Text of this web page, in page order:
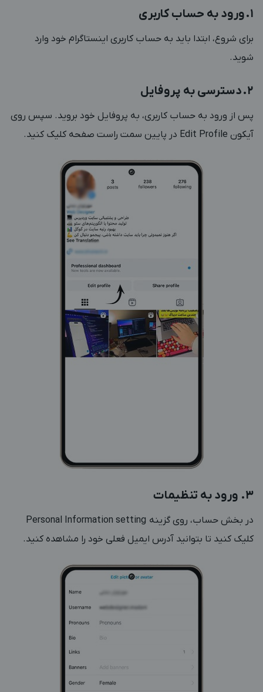
‎1. ورود به حساب کاربری
‎برای شروع، ابتدا باید به حساب کاربری اینستاگرام خود وارد
شوید.
‎2. دسترسی به پروفایل
پس از ورود به حساب کاربری، به پروفایل خود بروید. سپس روی
آیکون Edit Profile در پایین سمت راست صفحه کلیک کنید.
3. ورود به تنظیمات
در بخش حساب، روی گزینه Personal Information setting
کلیک کنید تا بتوانید آدرس ایمیل فعلی خود را مشاهده کنید.